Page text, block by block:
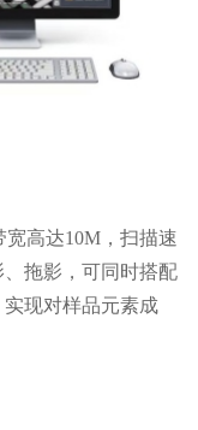
高达10M，扫描速
拖影，可同时搭配
实现对样品元素成